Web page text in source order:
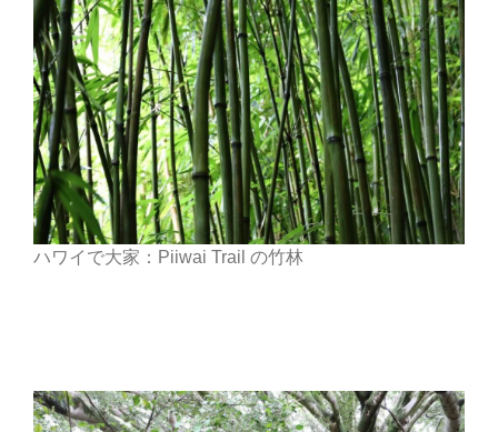
ハワイで大家：Piiwai Trail の竹林